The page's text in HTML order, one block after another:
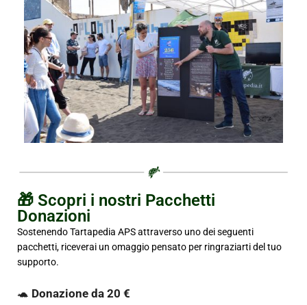
🎁 Scopri i nostri Pacchetti
Donazioni
Sostenendo Tartapedia APS attraverso uno dei seguenti
pacchetti, riceverai un omaggio pensato per ringraziarti del tuo
supporto.
🐢 Donazione da 20 €